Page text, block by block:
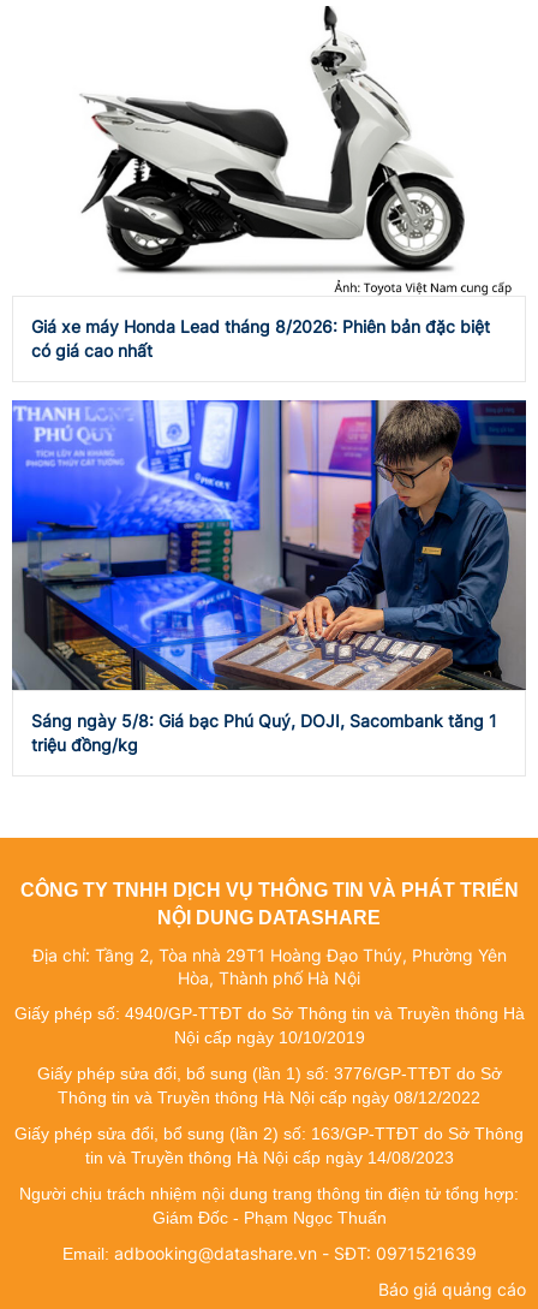
Giá xe máy Honda Lead tháng 8/2026: Phiên bản đặc biệt
có giá cao nhất
Sáng ngày 5/8: Giá bạc Phú Quý, DOJI, Sacombank tăng 1
triệu đồng/kg
CÔNG TY TNHH DỊCH VỤ THÔNG TIN VÀ PHÁT TRIỂN
NỘI DUNG DATASHARE
Địa chỉ: Tầng 2, Tòa nhà 29T1 Hoàng Đạo Thúy, Phường Yên
Hòa, Thành phố Hà Nội
Giấy phép số: 4940/GP-TTĐT do Sở Thông tin và Truyền thông Hà
Nội cấp ngày 10/10/2019
Giấy phép sửa đổi, bổ sung (lần 1) số: 3776/GP-TTĐT do Sở
Thông tin và Truyền thông Hà Nội cấp ngày 08/12/2022
Giấy phép sửa đổi, bổ sung (lần 2) số: 163/GP-TTĐT do Sở Thông
tin và Truyền thông Hà Nội cấp ngày 14/08/2023
Người chịu trách nhiệm nội dung trang thông tin điện tử tổng hợp:
Giám Đốc - Phạm Ngọc Thuấn
Email: adbooking@datashare.vn - SĐT: 0971521639
Báo giá quảng cáo